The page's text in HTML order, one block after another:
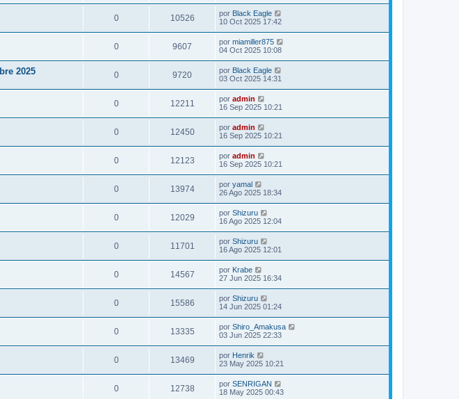
0 10526 por Black Eagle
10 Oct 2025 17:42
0 9607 por miamiller875
04 Oct 2025 10:08
2025 0 9720 por Black Eagle
03 Oct 2025 14:31
0 12211 por admin
16 Sep 2025 10:21
0 12450 por admin
16 Sep 2025 10:21
0 12123 por admin
16 Sep 2025 10:21
0 13974 por yamal
26 Ago 2025 18:34
0 12029 por Shizuru
16 Ago 2025 12:04
0 11701 por Shizuru
16 Ago 2025 12:01
0 14567 por Krabe
27 Jun 2025 16:34
0 15586 por Shizuru
14 Jun 2025 01:24
0 13335 por Shiro_Amakusa
03 Jun 2025 22:33
0 13469 por Henrik
23 May 2025 10:21
0 12738 por SENRIGAN
18 May 2025 00:43